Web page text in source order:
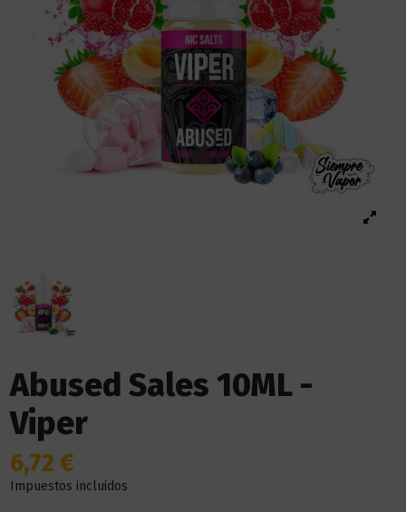
Abused Sales 10ML -
Viper
6,72 €
Impuestos incluidos